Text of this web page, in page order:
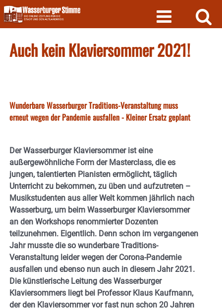
Skip
to
content
Auch kein Klaviersommer 2021!
Wunderbare Wasserburger Traditions-Veranstaltung muss
erneut wegen der Pandemie ausfallen - Kleiner Ersatz geplant
Der Wasserburger Klaviersommer ist eine
außergewöhnliche Form der Masterclass, die es
jungen, talentierten Pianisten ermöglicht, täglich
Unterricht zu bekommen, zu üben und aufzutreten –
Musikstudenten aus aller Welt kommen jährlich nach
Wasserburg, um beim Wasserburger Klaviersommer
an den Workshops renommierter Dozenten
teilzunehmen. Eigentlich. Denn schon im vergangenen
Jahr musste die so wunderbare Traditions-
Veranstaltung leider wegen der Corona-Pandemie
ausfallen und ebenso nun auch in diesem Jahr 2021.
Die künstlerische Leitung des Wasserburger
Klaviersommers liegt bei Professor Klaus Kaufmann,
der den Klaviersommer vor fast nun schon 20 Jahren